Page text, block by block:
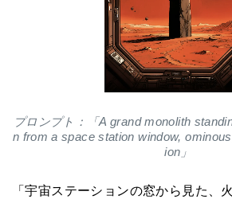
プロンプト：「A grand monolith
n from a space station window,
ion」
「宇宙ステーションの窓から見た、